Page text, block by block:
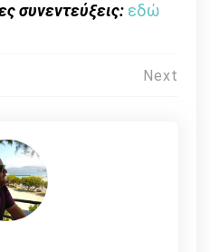
συνεντεύξεις: εδώ
Next